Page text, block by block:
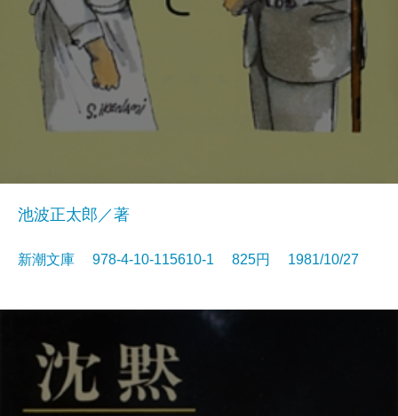
池波正太郎／著
新潮文庫 978-4-10-115610-1 825円 1981/10/27